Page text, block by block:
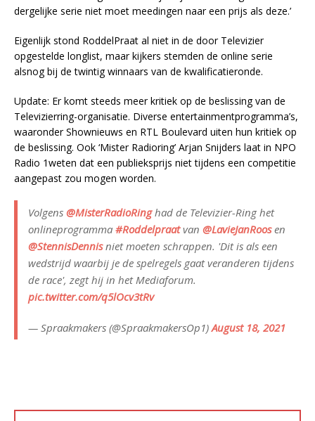
dergelijke serie niet moet meedingen naar een prijs als deze.’
Eigenlijk stond RoddelPraat al niet in de door Televizier
opgestelde longlist, maar kijkers stemden de online serie
alsnog bij de twintig winnaars van de kwalificatieronde.
Update: Er komt steeds meer kritiek op de beslissing van de
Televizierring-organisatie. Diverse entertainmentprogramma’s,
waaronder Shownieuws en RTL Boulevard uiten hun kritiek op
de beslissing. Ook ‘Mister Radioring’ Arjan Snijders laat in NPO
Radio 1weten dat een publieksprijs niet tijdens een competitie
aangepast zou mogen worden.
Volgens @MisterRadioRinghad de Televizier-Ring het
onlineprogramma #Roddelpraatvan @LavieJanRoosen
@StennisDennisniet moeten schrappen. 'Dit is als een
wedstrijd waarbij je de spelregels gaat veranderen tijdens
de race', zegt hij in het Mediaforum.
pic.twitter.com/q5lOcv3tRv
— Spraakmakers (@SpraakmakersOp1)August 18, 2021